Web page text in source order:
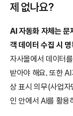
제 없나요?
AI 자동화 자체는
객 데이터 수집 시
자사몰에서 데이터
받아야 해요. 또한
상 표시 의무(사업
인 안에서 AI를 활용